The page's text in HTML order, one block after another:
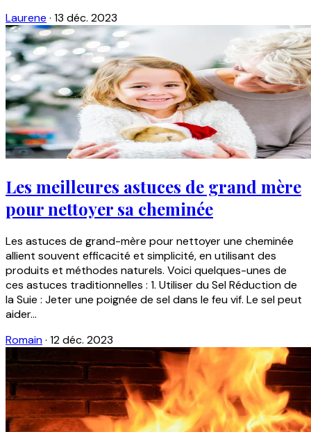
Laurene · 13 déc. 2023
Les meilleures astuces de grand mère
pour nettoyer sa cheminée
Les astuces de grand-mère pour nettoyer une cheminée
allient souvent efficacité et simplicité, en utilisant des
produits et méthodes naturels. Voici quelques-unes de
ces astuces traditionnelles : 1. Utiliser du Sel Réduction de
la Suie : Jeter une poignée de sel dans le feu vif. Le sel peut
aider...
Romain· 12 déc. 2023